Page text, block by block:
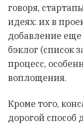
говоря,
идеях: их в
добавление
бэклог (список
процесс,
воплощения.
Кроме того,
дорогой